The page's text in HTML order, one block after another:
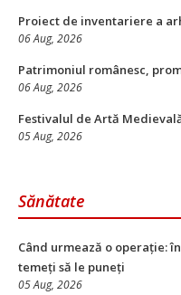
Proiect de inventariere a
06 Aug, 2026
Patrimoniul românesc,
06 Aug, 2026
Festivalul de Artă
05 Aug, 2026
Sănătate
Când urmează o operație:
temeți să le puneți
05 Aug, 2026